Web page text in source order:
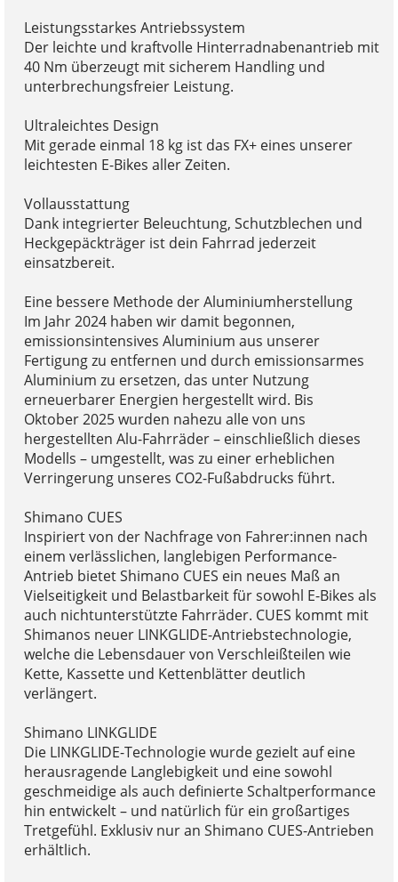
Leistungsstarkes Antriebssystem
Der leichte und kraftvolle Hinterradnabenantrieb mit
40 Nm überzeugt mit sicherem Handling und
unterbrechungsfreier Leistung.
Ultraleichtes Design
Mit gerade einmal 18 kg ist das FX+ eines unserer
leichtesten E-Bikes aller Zeiten.
Vollausstattung
Dank integrierter Beleuchtung, Schutzblechen und
Heckgepäckträger ist dein Fahrrad jederzeit
einsatzbereit.
Eine bessere Methode der Aluminiumherstellung
Im Jahr 2024 haben wir damit begonnen,
emissionsintensives Aluminium aus unserer
Fertigung zu entfernen und durch emissionsarmes
Aluminium zu ersetzen, das unter Nutzung
erneuerbarer Energien hergestellt wird. Bis
Oktober 2025 wurden nahezu alle von uns
hergestellten Alu-Fahrräder – einschließlich dieses
Modells – umgestellt, was zu einer erheblichen
Verringerung unseres CO2-Fußabdrucks führt.
Shimano CUES
Inspiriert von der Nachfrage von Fahrer:innen nach
einem verlässlichen, langlebigen Performance-
Antrieb bietet Shimano CUES ein neues Maß an
Vielseitigkeit und Belastbarkeit für sowohl E-Bikes als
auch nichtunterstützte Fahrräder. CUES kommt mit
Shimanos neuer LINKGLIDE-Antriebstechnologie,
welche die Lebensdauer von Verschleißteilen wie
Kette, Kassette und Kettenblätter deutlich
verlängert.
Shimano LINKGLIDE
Die LINKGLIDE-Technologie wurde gezielt auf eine
herausragende Langlebigkeit und eine sowohl
geschmeidige als auch definierte Schaltperformance
hin entwickelt – und natürlich für ein großartiges
Tretgefühl. Exklusiv nur an Shimano CUES-Antrieben
erhältlich.